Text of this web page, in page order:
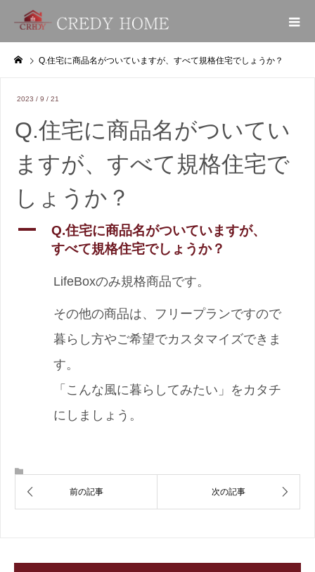
Q.住宅に商品名がついていますが、すべて規格住宅でしょうか？
2023 / 9 / 21
Q.住宅に商品名がついてい
ますが、すべて規格住宅で
しょうか？
A
Q.住宅に商品名がついていますが、
すべて規格住宅でしょうか？
LifeBoxのみ規格商品です。
その他の商品は、フリープランですので
暮らし方やご希望でカスタマイズできま
す。
「こんな風に暮らしてみたい」をカタチ
にしましょう。